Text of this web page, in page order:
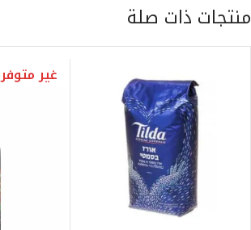
منتجات ذات صلة
غير متوفر